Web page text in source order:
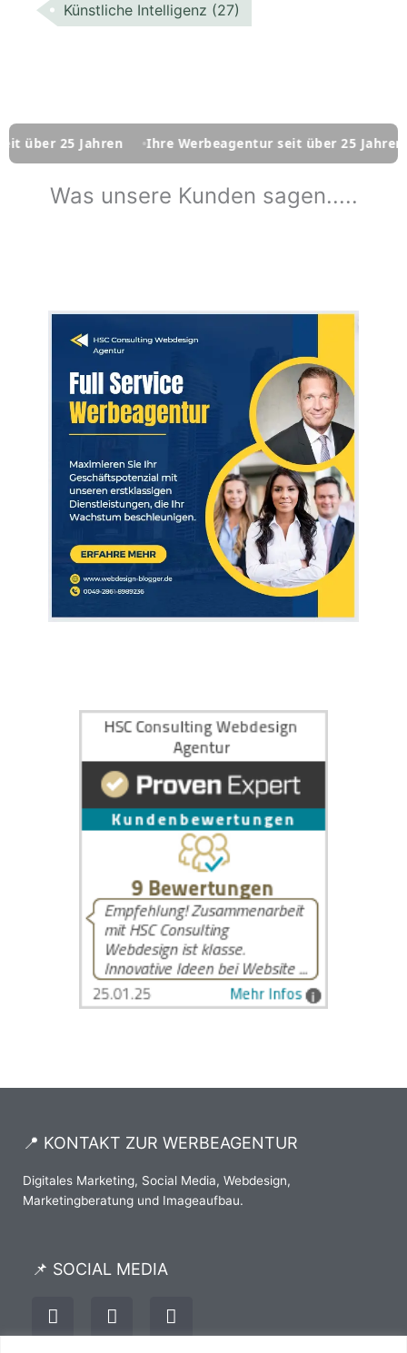
Künstliche Intelligenz (27)
Ihre Werbeagentur seit über 25 Jahren Ihre
Was unsere Kunden sagen.....
📍 KONTAKT ZUR WERBEAGENTUR
Digitales Marketing, Social Media, Webdesign,
Marketingberatung und Imageaufbau.
📌 SOCIAL MEDIA
I
n
s
F
a
c
P
i
n